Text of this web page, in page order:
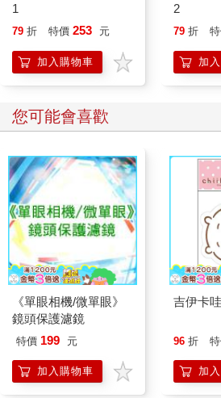
1
79 折 特價 253 元
加入購物車
2
79 折
加
您可能會喜歡
《單眼相機/微單眼》
鏡頭保護濾鏡
特價 199 元
加入購物車
吉伊卡
96 折
加